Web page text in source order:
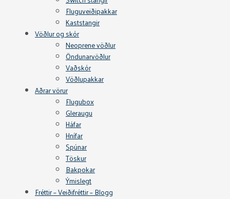
Fluguveiðipakkar
Kaststangir
Vöðlur og skór
Neoprene vöðlur
Öndunarvöðlur
Vaðskór
Vöðlupakkar
Aðrar vörur
Flugubox
Gleraugu
Háfar
Hnífar
Spúnar
Töskur
Bakpokar
Ýmislegt
Fréttir – Veiðifréttir – Blogg